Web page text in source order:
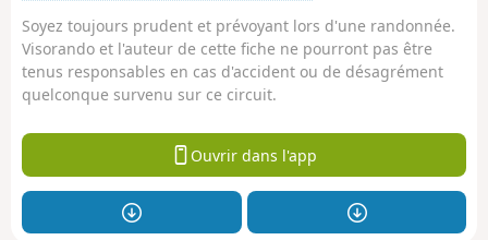
Soyez toujours prudent et prévoyant lors d'une randonnée.
Visorando et l'auteur de cette fiche ne pourront pas être
tenus responsables en cas d'accident ou de désagrément
quelconque survenu sur ce circuit.
Ouvrir dans l'app